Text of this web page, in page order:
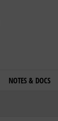
NOTES & DOCS